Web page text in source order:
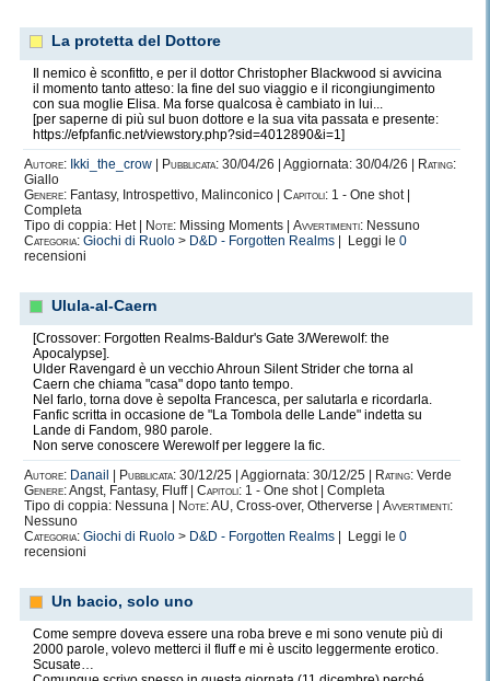
La protetta del Dottore
Il nemico è sconfitto, e per il dottor Christopher Blackwood si avvicina
il momento tanto atteso: la fine del suo viaggio e il ricongiungimento
con sua moglie Elisa. Ma forse qualcosa è cambiato in lui...
[per saperne di più sul buon dottore e la sua vita passata e presente:
https://efpfanfic.net/viewstory.php?sid=4012890&i=1]
Autore: Ikki_the_crow Pubblicata: 30/04/26 | Aggiornata: 30/04/26 |
Rating:
Giallo
Genere: Fantasy, Introspettivo, Malinconico | Capitoli: 1 - One shot |
Completa
Tipo di coppia: Het |
Note: Missing Moments | Avvertimenti: Nessuno
Categoria: Giochi di Ruolo > D&D - Forgotten Realms | Leggi le 0
recensioni
Ulula-al-Caern
[Crossover: Forgotten Realms-Baldur's Gate 3/Werewolf: the
Apocalypse].
Ulder Ravengard è un vecchio Ahroun Silent Strider che torna al
Caern che chiama "casa" dopo tanto tempo.
Nel farlo, torna dove è sepolta Francesca, per salutarla e ricordarla.
Fanfic scritta in occasione de "La Tombola delle Lande" indetta su
Lande di Fandom, 980 parole.
Non serve conoscere Werewolf per leggere la fic.
Autore: Danail Pubblicata: 30/12/25 | Aggiornata: 30/12/25 | Rating: Verde
Genere:Angst, Fantasy, Fluff | Capitoli: 1 - One shot | Completa
Tipo di coppia: Nessuna |
Note:AU, Cross-over, Otherverse | Avvertimenti:
Nessuno
Categoria: Giochi di Ruolo > D&D - Forgotten Realms | Leggi le 0
recensioni
Un bacio, solo uno
Come sempre doveva essere una roba breve e mi sono venute più di
2000 parole, volevo metterci il fluff e mi è uscito leggermente erotico.
Scusate…